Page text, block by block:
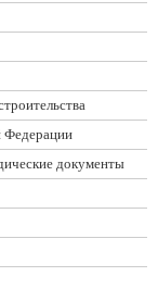
Федерации
документы